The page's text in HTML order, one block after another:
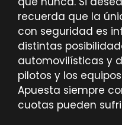
recuerda que la
con seguridad es
distintas
automovilísticas y
pilotos y los
Apuesta siempre
cuotas pueden